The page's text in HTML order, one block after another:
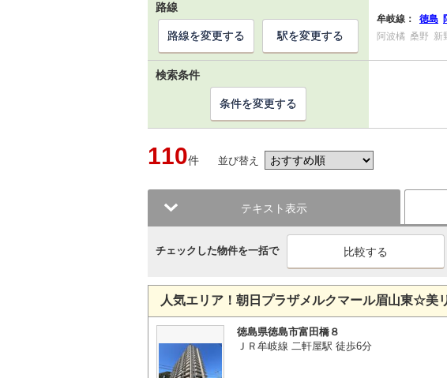
路線
牟岐線： 徳島
阿波橘 桑野 新
路線を変更する 駅を変更する
検索条件
条件を変更する
110件 並び替え
テキスト表示
チェックした物件を一括で
人気エリア！朝日プラザメルクマール眉山東☆美
徳島県徳島市富田橋８
ＪＲ牟岐線 二軒屋駅 徒歩6分